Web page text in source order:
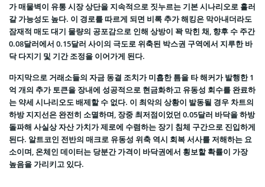
가 매물벽이 유통 시장 상단을 지속적으로 짓누르는 기본 시나리오로 흘러
갈 가능성도 높다. 이 경로를 따르게 되면 비록 추가 해킹은 막아내더라도
잠재적 매도 대기 물량의 공포감으로 인해 상방이 꽉 막힌 채, 향후 수 주간
0.08달러에서 0.15달러 사이의 극도로 위축된 박스권 구역에서 지루한 바
닥 다지기 및 기간 조정을 이어가게 된다.
마지막으로 거래소들의 자금 동결 조치가 미흡한 틈을 타 해커가 발행한 1
억 개의 추가 토큰을 장내에 성공적으로 현금화하고 유동성 회수를 완료하
는 약세 시나리오도 배제할 수 없다. 이 최악의 상황이 발동될 경우 차트의
하방 지지선은 완전히 소멸하며, 장중 최저점이었던 0.05달러 바닥을 하방
돌파해 사실상 자산 가치가 제로에 수렴하는 장기 침체 구간으로 진입하게
된다. 알트코인 전반의 매크로 유동성 위축 역시 회복 서사를 저해하는 요
소이며, 온체인 데이터는 당분간 가격이 바닥권에서 횡보할 확률이 가장
높음을 가리키고 있다.